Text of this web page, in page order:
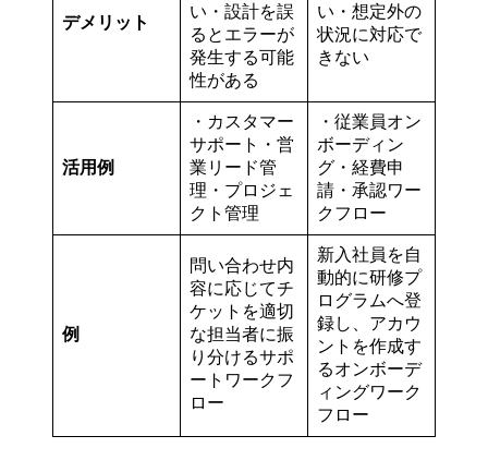
デメリット
い・設計を誤
るとエラーが
発生する可能
性がある
い・想定外の
状況に対応で
きない
活用例
・カスタマー
サポート・営
業リード管
理・プロジェ
クト管理
・従業員オン
ボーディン
グ・経費申
請・承認ワー
クフロー
例
問い合わせ内
容に応じてチ
ケットを適切
な担当者に振
り分けるサポ
ートワークフ
ロー
新入社員を自
動的に研修プ
ログラムへ登
録し、アカウ
ントを作成す
るオンボーデ
ィングワーク
フロー